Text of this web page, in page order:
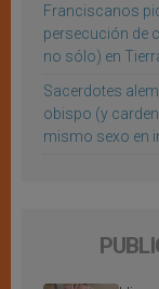
Franciscanos
persecución de
no sólo) en
Sacerdotes
obispo (y
mismo sexo en